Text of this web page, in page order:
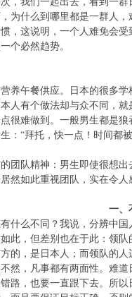
为什么到哪里都是一群人，
，这说明，一个人难免会
个必然趋势。
养午餐供应。日本的很多
人有个做法却与众不同，
很难做到。一般男生都是
：“拜托，快一点！时间都
团队精神：男生即使很想
然如此重视团队，实在令
一、
什么不同？我说，分辨中
此，但差别也在于此：领
的，是日本人；而领队的人
然，凡事都有两面性。难
路，也要一直跟下去。所